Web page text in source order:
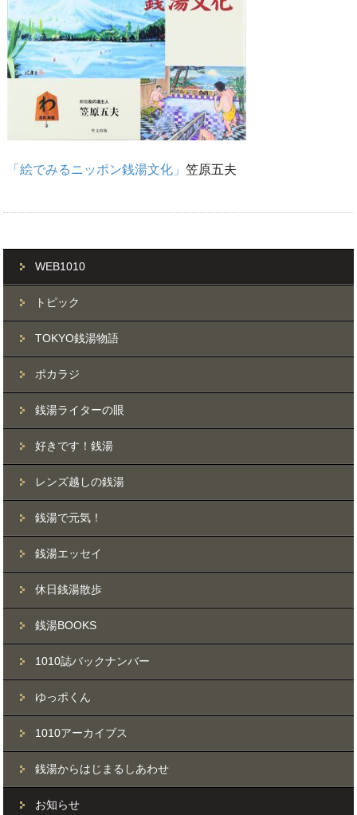
「絵でみるニッポン銭湯文化」 笠原五夫
WEB1010
トピック
TOKYO銭湯物語
ポカラジ
銭湯ライターの眼
好きです！銭湯
レンズ越しの銭湯
銭湯で元気！
銭湯エッセイ
休日銭湯散歩
銭湯BOOKS
1010誌バックナンバー
ゆっポくん
1010アーカイブス
銭湯からはじまるしあわせ
お知らせ